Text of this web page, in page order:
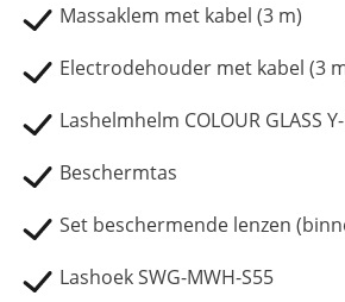
Massaklem met kabel (3 m)
Electrodehouder met kabel (3
Lashelmhelm COLOUR GLASS
Beschermtas
Set beschermende lenzen
Lashoek SWG-MWH-S55